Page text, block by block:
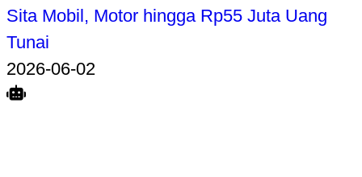
Sita Mobil, Motor hingga Rp55 Juta Uang
Tunai
2026-06-02